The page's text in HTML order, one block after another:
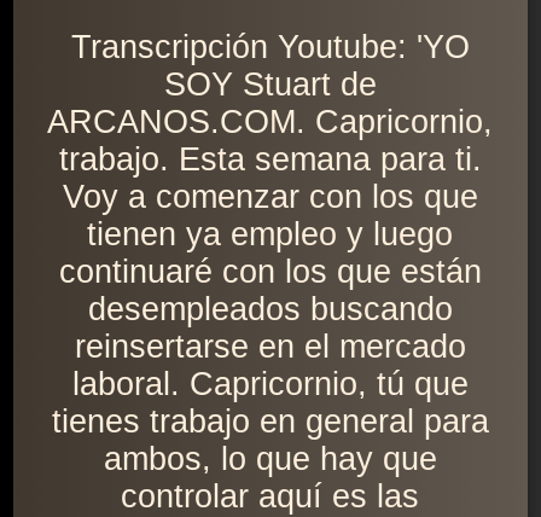
Transcripción Youtube: 'YO
SOY Stuart de
ARCANOS.COM. Capricornio,
trabajo. Esta semana para ti.
Voy a comenzar con los que
tienen ya empleo y luego
continuaré con los que están
desempleados buscando
reinsertarse en el mercado
laboral. Capricornio, tú que
tienes trabajo en general para
ambos, lo que hay que
controlar aquí es las